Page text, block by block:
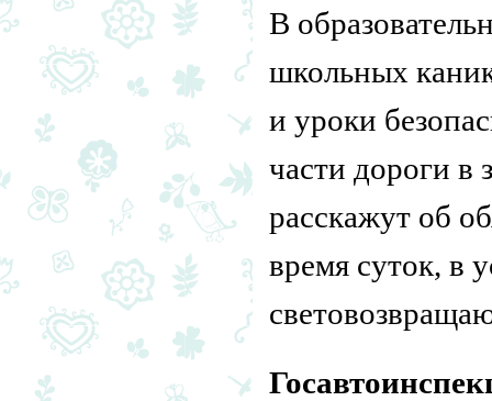
В
школьных
и уроки
части дороги
расскажут об
время суток, в